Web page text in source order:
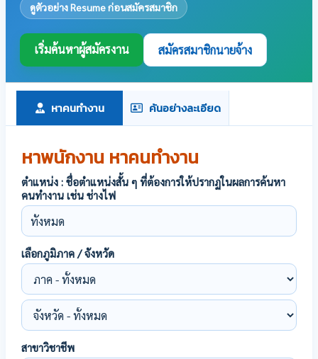
ดูตัวอย่าง Resume ก่อนสมัครสมาชิก
เริ่มค้นหาผู้สมัครงาน สมัครสมาชิกนายจ้าง
หาคนทำงาน ค้นอย่างละเอียด
หาพนักงาน หาคนทำงาน
ตำแหน่ง : ชื่อตำแหน่งสั้น ๆ ที่ต้องการให้ปรากฏในผลการค้นหา
คนทำงาน เช่น ช่างไฟ
เลือกภูมิภาค / จังหวัด
สาขาวิชาชีพ